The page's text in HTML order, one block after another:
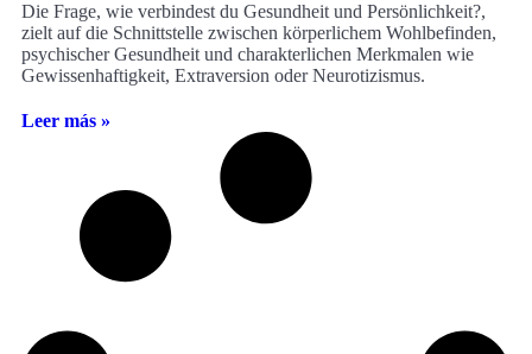
Die Frage, wie verbindest du Gesundheit und Persönlichkeit?,
zielt auf die Schnittstelle zwischen körperlichem Wohlbefinden,
psychischer Gesundheit und charakterlichen Merkmalen wie
Gewissenhaftigkeit, Extraversion oder Neurotizismus.
Leer más »